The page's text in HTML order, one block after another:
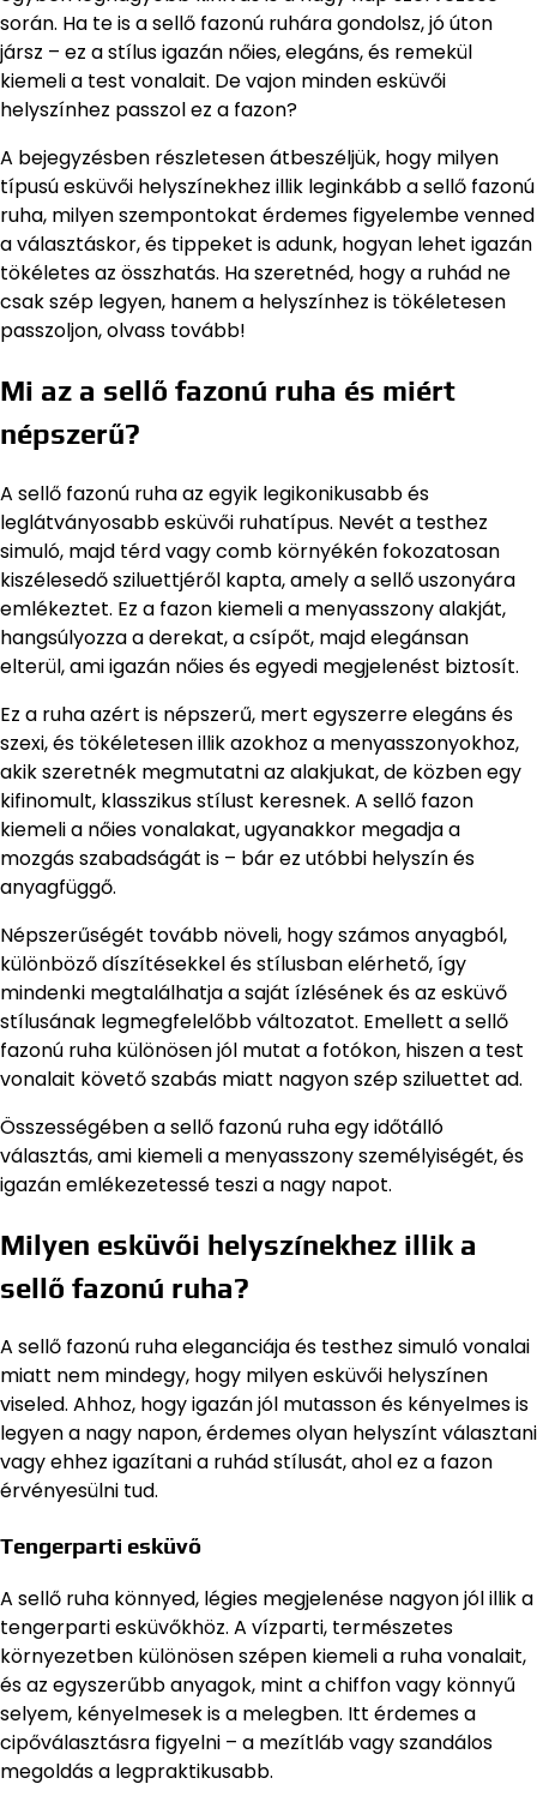
során. Ha te is a sellő fazonú ruhára gondolsz, jó úton
jársz – ez a stílus igazán nőies, elegáns, és remekül
kiemeli a test vonalait. De vajon minden esküvői
helyszínhez passzol ez a fazon?
A bejegyzésben részletesen átbeszéljük, hogy milyen
típusú esküvői helyszínekhez illik leginkább a sellő fazonú
ruha, milyen szempontokat érdemes figyelembe venned
a választáskor, és tippeket is adunk, hogyan lehet igazán
tökéletes az összhatás. Ha szeretnéd, hogy a ruhád ne
csak szép legyen, hanem a helyszínhez is tökéletesen
passzoljon, olvass tovább!
Mi az a sellő fazonú ruha és miért
népszerű?
A sellő fazonú ruha az egyik legikonikusabb és
leglátványosabb esküvői ruhatípus. Nevét a testhez
simuló, majd térd vagy comb környékén fokozatosan
kiszélesedő sziluettjéről kapta, amely a sellő uszonyára
emlékeztet. Ez a fazon kiemeli a menyasszony alakját,
hangsúlyozza a derekat, a csípőt, majd elegánsan
elterül, ami igazán nőies és egyedi megjelenést biztosít.
Ez a ruha azért is népszerű, mert egyszerre elegáns és
szexi, és tökéletesen illik azokhoz a menyasszonyokhoz,
akik szeretnék megmutatni az alakjukat, de közben egy
kifinomult, klasszikus stílust keresnek. A sellő fazon
kiemeli a nőies vonalakat, ugyanakkor megadja a
mozgás szabadságát is – bár ez utóbbi helyszín és
anyagfüggő.
Népszerűségét tovább növeli, hogy számos anyagból,
különböző díszítésekkel és stílusban elérhető, így
mindenki megtalálhatja a saját ízlésének és az esküvő
stílusának legmegfelelőbb változatot. Emellett a sellő
fazonú ruha különösen jól mutat a fotókon, hiszen a test
vonalait követő szabás miatt nagyon szép sziluettet ad.
Összességében a sellő fazonú ruha egy időtálló
választás, ami kiemeli a menyasszony személyiségét, és
igazán emlékezetessé teszi a nagy napot.
Milyen esküvői helyszínekhez illik a
sellő fazonú ruha?
A sellő fazonú ruha eleganciája és testhez simuló vonalai
miatt nem mindegy, hogy milyen esküvői helyszínen
viseled. Ahhoz, hogy igazán jól mutasson és kényelmes is
legyen a nagy napon, érdemes olyan helyszínt választani
vagy ehhez igazítani a ruhád stílusát, ahol ez a fazon
érvényesülni tud.
Tengerparti esküvő
A sellő ruha könnyed, légies megjelenése nagyon jól illik a
tengerparti esküvőkhöz. A vízparti, természetes
környezetben különösen szépen kiemeli a ruha vonalait,
és az egyszerűbb anyagok, mint a chiffon vagy könnyű
selyem, kényelmesek is a melegben. Itt érdemes a
cipőválasztásra figyelni – a mezítláb vagy szandálos
megoldás a legpraktikusabb.